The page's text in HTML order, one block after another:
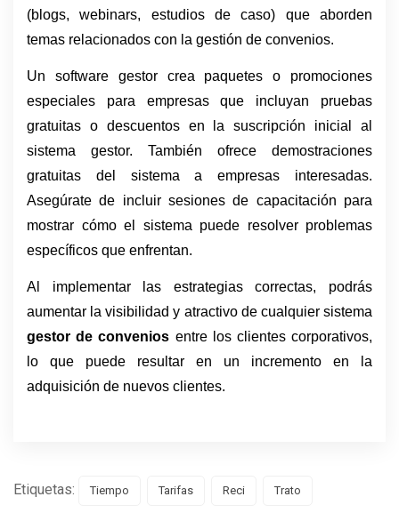
(blogs, webinars, estudios de caso) que aborden
temas relacionados con la gestión de convenios.
Un software gestor crea paquetes o promociones
especiales para empresas que incluyan pruebas
gratuitas o descuentos en la suscripción inicial al
sistema gestor. También ofrece demostraciones
gratuitas del sistema a empresas interesadas.
Asegúrate de incluir sesiones de capacitación para
mostrar cómo el sistema puede resolver problemas
específicos que enfrentan.
Al implementar las estrategias correctas, podrás
aumentar la visibilidad y atractivo de cualquier sistema
gestor de convenios entre los clientes corporativos,
lo que puede resultar en un incremento en la
adquisición de nuevos clientes.
Etiquetas: Tiempo Tarifas Reci Trato